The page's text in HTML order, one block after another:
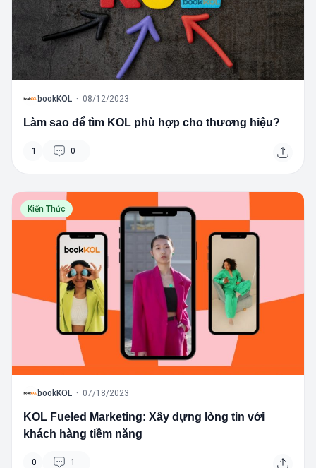
B bookKOL · 08/12/2023
Làm sao để tìm KOL phù hợp cho thương hiệu?
1 0
Kiến Thức
B bookKOL · 07/18/2023
KOL Fueled Marketing: Xây dựng lòng tin với
khách hàng tiềm năng
0 1